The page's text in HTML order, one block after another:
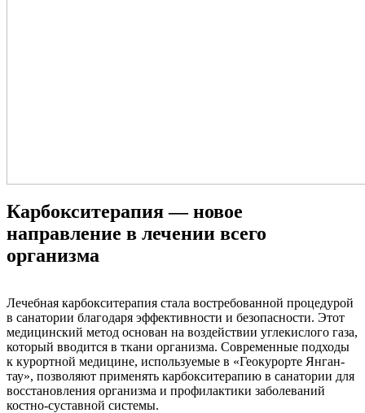
Карбокситерапия — новое
направление в лечении всего
организма
Лечебная карбокситерапия стала востребованной процедурой
в санатории благодаря эффективности и безопасности. Этот
медицинский метод основан на воздействии углекислого газа,
который вводится в ткани организма. Современные подходы
к курортной медицине, используемые в «Геокурорте Янган-
тау», позволяют применять карбокситерапию в санатории для
восстановления организма и профилактики заболеваний
костно-суставной системы.